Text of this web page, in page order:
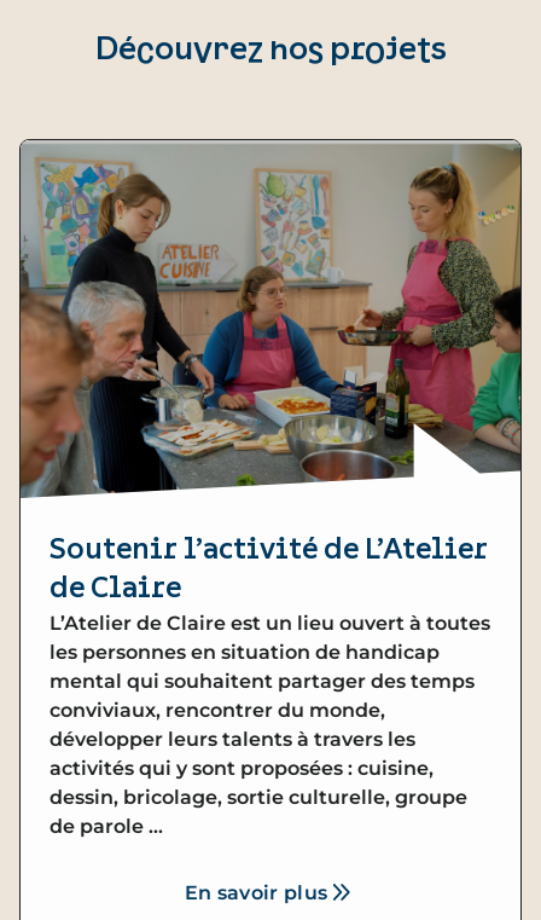
Découvrez nos projets
Soutenir l’activité de L’Atelier
de Claire
L’Atelier de Claire est un lieu ouvert à toutes
les personnes en situation de handicap
mental qui souhaitent partager des temps
conviviaux, rencontrer du monde,
développer leurs talents à travers les
activités qui y sont proposées : cuisine,
dessin, bricolage, sortie culturelle, groupe
de parole ...
En savoir plus